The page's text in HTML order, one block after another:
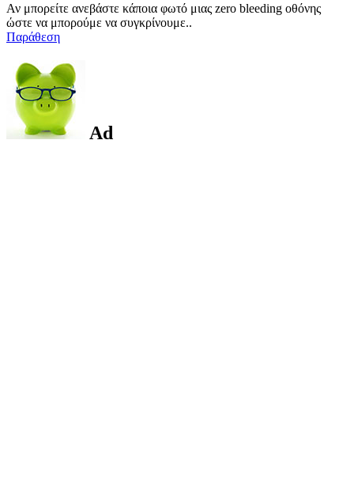
Αν μπορείτε ανεβάστε κάποια φωτό μιας zero bleeding οθόνης
ώστε να μπορούμε να συγκρίνουμε..
Παράθεση
Ad